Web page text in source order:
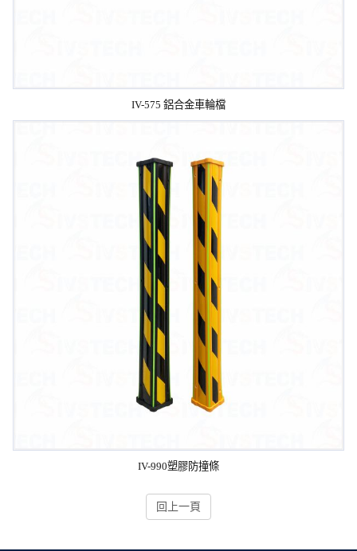
IV-575 鋁合金車輪檔
IV-990塑膠防撞條
回上一頁